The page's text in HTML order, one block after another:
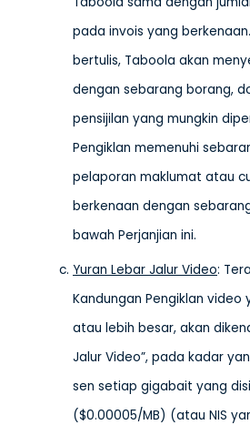
pada invois yang
bertulis, Taboola akan
dengan sebarang borang,
pensijilan yang mungkin
Pengiklan memenuhi
pelaporan maklumat atau
berkenaan dengan
bawah Perjanjian ini.
Yuran Lebar Jalur Video:
Kandungan Pengiklan video
atau lebih besar, akan
Jalur Video”, pada kadar
sen setiap gigabait yang
($0.00005/MB) (atau NIS